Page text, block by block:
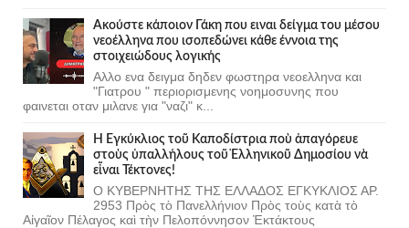
Ακούστε κάποιον Γάκη που ειναι δείγμα του μέσου
νεοέλληνα που ισοπεδώνει κάθε έννοια της
στοιχειώδους λογικής
Αλλο ενα δειγμα δηδεν φωστηρα νεοελληνα και
"Γιατρου " περιορισμενης νοημοσυνης που
φαινεται οταν μιλανε για "ναζι" κ...
Ἡ Ἐγκύκλιος τοῦ Καποδίστρια ποὺ ἀπαγόρευε
στοὺς ὑπαλλήλους τοῦ Ἑλληνικοῦ Δημοσίου νὰ
εἶναι Τέκτονες!
Ο ΚΥΒΕΡΝΗΤΗΣ ΤΗΣ ΕΛΛΑΔΟΣ ΕΓΚΥΚΛΙΟΣ ΑΡ.
2953 Πρὸς τὸ Πανελλήνιον Πρὸς τοὺς κατὰ τὸ
Αἰγαῖον Πέλαγος καὶ τὴν Πελοπόννησον Ἐκτάκτους